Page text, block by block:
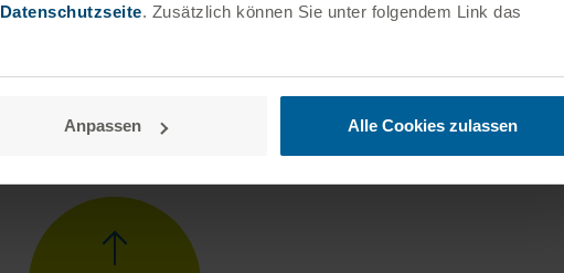
Datenschutzseite. Zusätzlich können Sie unter folgendem Link das
Anpassen Alle Cookies zulassen
zum Kontaktformular